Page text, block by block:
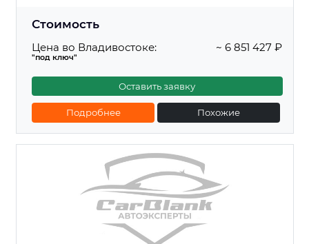
Стоимость
Цена во Владивостоке:
"под ключ"
~ 6 851 427 ₽
Оставить заявку
Подробнее Похожие